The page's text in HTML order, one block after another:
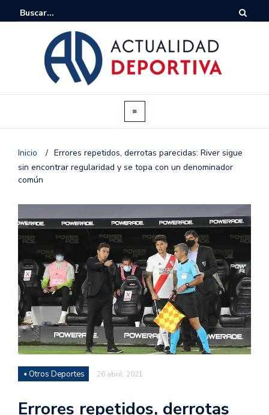
Inicio / Errores repetidos, derrotas parecidas: River sigue
sin encontrar regularidad y se topa con un denominador
común
▪ Otros Deportes 26 abril, 2021
Errores repetidos, derrotas